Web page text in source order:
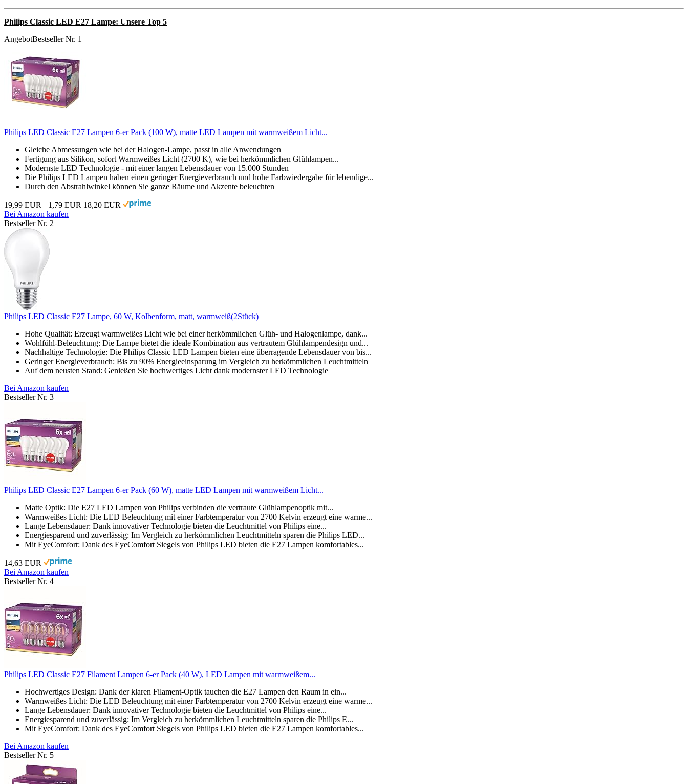
Philips Classic LED E27 Lampe: Unsere Top 5
AngebotBestseller Nr. 1
Philips LED Classic E27 Lampen 6-er Pack (100 W), matte LED Lampen mit warmweißem Licht...
Gleiche Abmessungen wie bei der Halogen-Lampe, passt in alle Anwendungen
Fertigung aus Silikon, sofort Warmweißes Licht (2700 K), wie bei herkömmlichen Glühlampen...
Modernste LED Technologie - mit einer langen Lebensdauer von 15.000 Stunden
Die Philips LED Lampen haben einen geringer Energieverbrauch und hohe Farbwiedergabe für lebendige...
Durch den Abstrahlwinkel können Sie ganze Räume und Akzente beleuchten
19,99 EUR −1,79 EUR 18,20 EUR
Bei Amazon kaufen
Bestseller Nr. 2
Philips LED Classic E27 Lampe, 60 W, Kolbenform, matt, warmweiß(2Stück)
Hohe Qualität: Erzeugt warmweißes Licht wie bei einer herkömmlichen Glüh- und Halogenlampe, dank...
Wohlfühl-Beleuchtung: Die Lampe bietet die ideale Kombination aus vertrautem Glühlampendesign und...
Nachhaltige Technologie: Die Philips Classic LED Lampen bieten eine überragende Lebensdauer von bis...
Geringer Energieverbrauch: Bis zu 90% Energieeinsparung im Vergleich zu herkömmlichen Leuchtmitteln
Auf dem neusten Stand: Genießen Sie hochwertiges Licht dank modernster LED Technologie
Bei Amazon kaufen
Bestseller Nr. 3
Philips LED Classic E27 Lampen 6-er Pack (60 W), matte LED Lampen mit warmweißem Licht...
Matte Optik: Die E27 LED Lampen von Philips verbinden die vertraute Glühlampenoptik mit...
Warmweißes Licht: Die LED Beleuchtung mit einer Farbtemperatur von 2700 Kelvin erzeugt eine warme...
Lange Lebensdauer: Dank innovativer Technologie bieten die Leuchtmittel von Philips eine...
Energiesparend und zuverlässig: Im Vergleich zu herkömmlichen Leuchtmitteln sparen die Philips LED...
Mit EyeComfort: Dank des EyeComfort Siegels von Philips LED bieten die E27 Lampen komfortables...
14,63 EUR
Bei Amazon kaufen
Bestseller Nr. 4
Philips LED Classic E27 Filament Lampen 6-er Pack (40 W), LED Lampen mit warmweißem...
Hochwertiges Design: Dank der klaren Filament-Optik tauchen die E27 Lampen den Raum in ein...
Warmweißes Licht: Die LED Beleuchtung mit einer Farbtemperatur von 2700 Kelvin erzeugt eine warme...
Lange Lebensdauer: Dank innovativer Technologie bieten die Leuchtmittel von Philips eine...
Energiesparend und zuverlässig: Im Vergleich zu herkömmlichen Leuchtmitteln sparen die Philips E...
Mit EyeComfort: Dank des EyeComfort Siegels von Philips LED bieten die E27 Lampen komfortables...
Bei Amazon kaufen
Bestseller Nr. 5